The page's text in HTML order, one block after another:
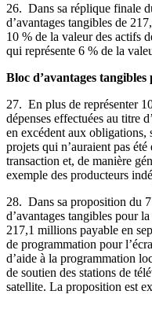
26. Dans sa réplique finale
d’avantages tangibles de
10 % de la valeur des actifs
qui représente 6 % de la
Bloc d’avantages
27. En plus de représenter
dépenses effectuées au titre
en excédent aux obligations,
projets qui n’auraient pas
transaction et, de manière
exemple des producteurs
28. Dans sa proposition du
d’avantages tangibles pour
217,1 millions payable en
de programmation pour
d’aide à la programmation
de soutien des stations de
satellite. La proposition est